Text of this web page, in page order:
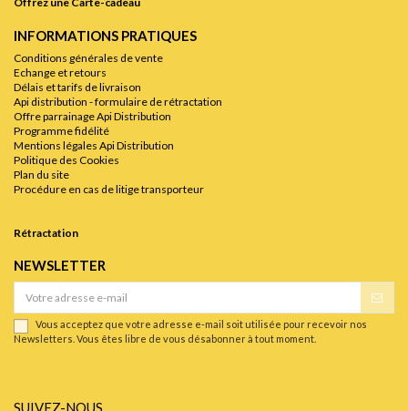
INFORMATIONS PRATIQUES
Conditions générales de vente
Echange et retours
Délais et tarifs de livraison
Api distribution - formulaire de rétractation
Offre parrainage Api Distribution
Programme fidélité
Mentions légales Api Distribution
Politique des Cookies
Plan du site
Procédure en cas de litige transporteur
Rétractation
NEWSLETTER
Vous acceptez que votre adresse e-mail soit utilisée pour recevoir nos
Newsletters. Vous êtes libre de vous désabonner à tout moment.